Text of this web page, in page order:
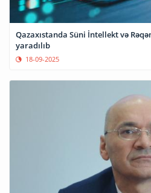
Qazaxıstanda Süni İntellekt və
yaradılıb
18-09-2025